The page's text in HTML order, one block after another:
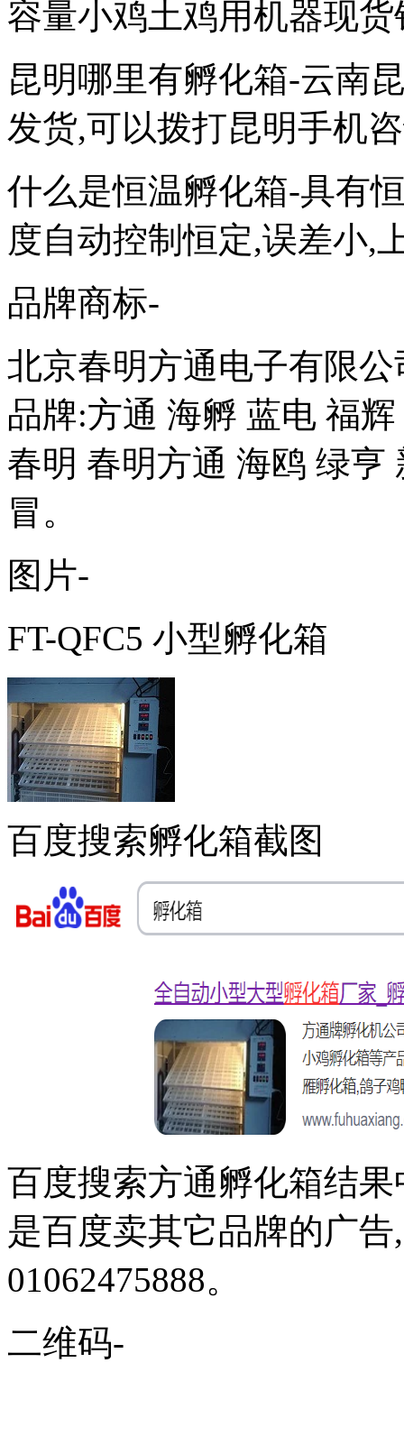
容量小鸡土鸡用机器现货
昆明哪里有孵化箱-云南
发货,可以拨打昆明手机
什么是恒温孵化箱-具有
度自动控制恒定,误差小,
品牌商标-
北京春明方通电子有限
品牌:方通 海孵 蓝电 福
春明 春明方通 海鸥 绿亨
冒。
图片-
FT-QFC5 小型孵化箱
百度搜索孵化箱截图
百度搜索方通孵化箱结
是百度卖其它品牌的广
01062475888。
二维码-